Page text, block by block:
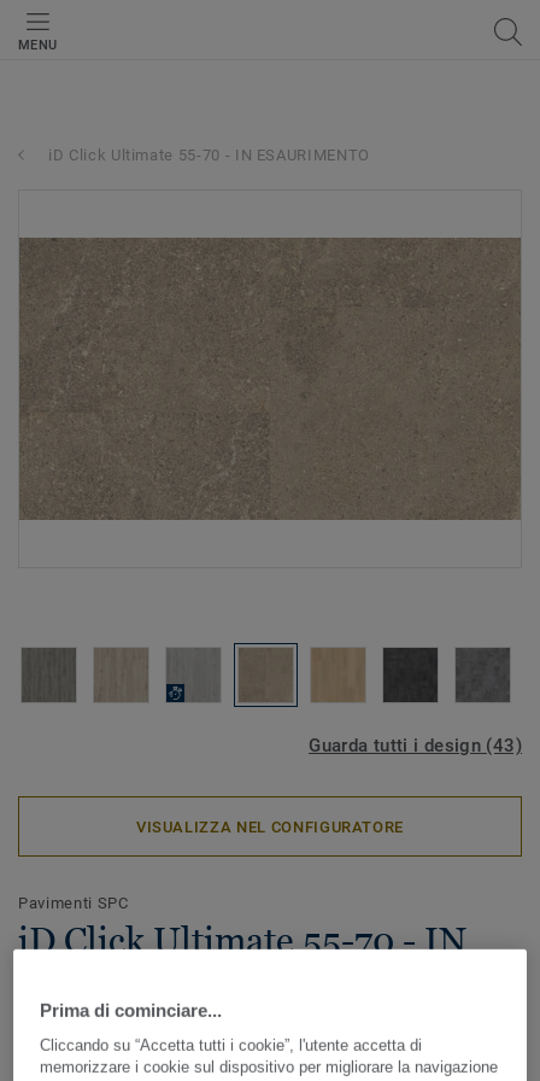
MENU
iD Click Ultimate 55-70 - IN ESAURIMENTO
Guarda tutti i design (43)
VISUALIZZA NEL CONFIGURATORE
Pavimenti SPC
iD Click Ultimate 55-70 - IN
BEIGE
Prima di cominciare...
Cliccando su “Accetta tutti i cookie”, l'utente accetta di
memorizzare i cookie sul dispositivo per migliorare la navigazione